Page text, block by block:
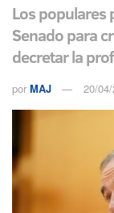
Los populares
Senado para
decretar la
por MAJ 20/